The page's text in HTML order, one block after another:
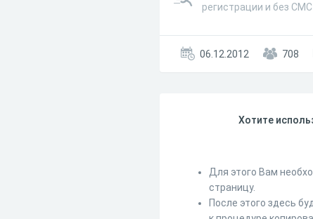
регистрации и без СМС
06.12.2012 708
Хотите
Для этого Вам
страницу.
После этого здесь